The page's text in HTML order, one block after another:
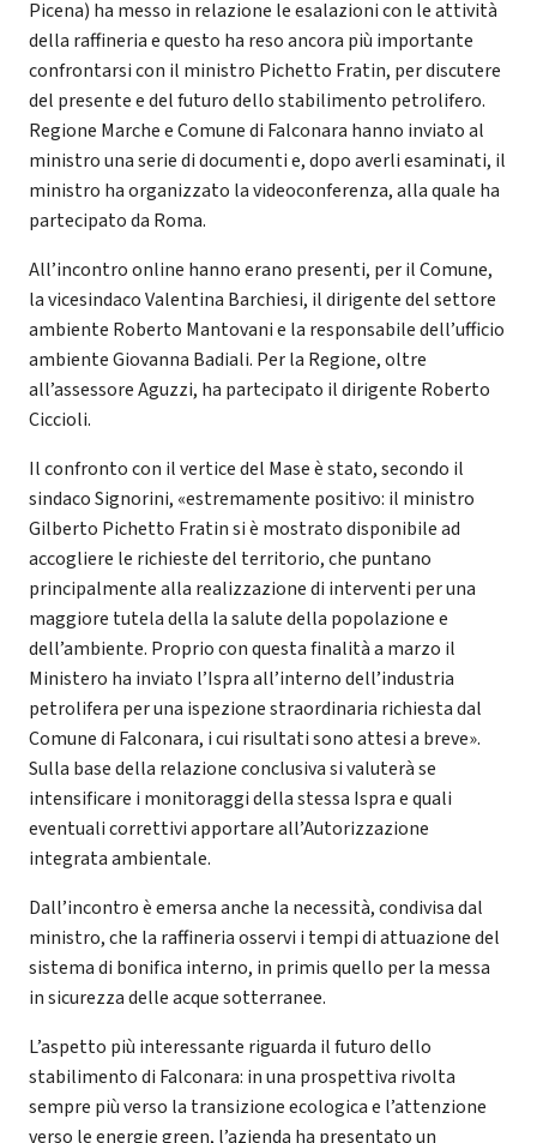
Picena) ha messo in relazione le esalazioni con le attività
della raffineria e questo ha reso ancora più importante
confrontarsi con il ministro Pichetto Fratin, per discutere
del presente e del futuro dello stabilimento petrolifero.
Regione Marche e Comune di Falconara hanno inviato al
ministro una serie di documenti e, dopo averli esaminati, il
ministro ha organizzato la videoconferenza, alla quale ha
partecipato da Roma.
All’incontro online hanno erano presenti, per il Comune,
la vicesindaco Valentina Barchiesi, il dirigente del settore
ambiente Roberto Mantovani e la responsabile dell’ufficio
ambiente Giovanna Badiali. Per la Regione, oltre
all’assessore Aguzzi, ha partecipato il dirigente Roberto
Ciccioli.
Il confronto con il vertice del Mase è stato, secondo il
sindaco Signorini, «estremamente positivo: il ministro
Gilberto Pichetto Fratin si è mostrato disponibile ad
accogliere le richieste del territorio, che puntano
principalmente alla realizzazione di interventi per una
maggiore tutela della la salute della popolazione e
dell’ambiente. Proprio con questa finalità a marzo il
Ministero ha inviato l’Ispra all’interno dell’industria
petrolifera per una ispezione straordinaria richiesta dal
Comune di Falconara, i cui risultati sono attesi a breve».
Sulla base della relazione conclusiva si valuterà se
intensificare i monitoraggi della stessa Ispra e quali
eventuali correttivi apportare all’Autorizzazione
integrata ambientale.
Dall’incontro è emersa anche la necessità, condivisa dal
ministro, che la raffineria osservi i tempi di attuazione del
sistema di bonifica interno, in primis quello per la messa
in sicurezza delle acque sotterranee.
L’aspetto più interessante riguarda il futuro dello
stabilimento di Falconara: in una prospettiva rivolta
sempre più verso la transizione ecologica e l’attenzione
verso le energie green, l’azienda ha presentato un